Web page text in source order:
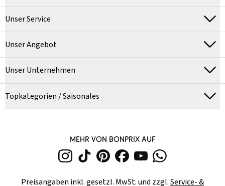
Unser Service
Unser Angebot
Unser Unternehmen
Topkategorien / Saisonales
MEHR VON BONPRIX AUF
Preisangaben inkl. gesetzl. MwSt. und zzgl.Service- &